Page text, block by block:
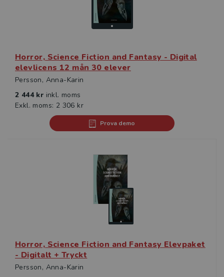
Horror, Science Fiction and Fantasy - Digital
elevlicens 12 mån 30 elever
Persson, Anna-Karin
2 444 kr inkl. moms
Exkl. moms: 2 306 kr
Prova demo
Horror, Science Fiction and Fantasy Elevpaket
- Digitalt + Tryckt
Persson, Anna-Karin